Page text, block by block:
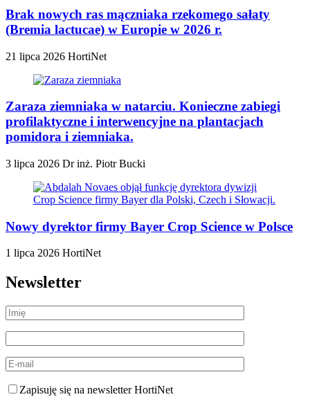
Brak nowych ras mączniaka rzekomego sałaty
(Bremia lactucae) w Europie w 2026 r.
21 lipca 2026 HortiNet
Zaraza ziemniaka w natarciu. Konieczne zabiegi
profilaktyczne i interwencyjne na plantacjach
pomidora i ziemniaka.
3 lipca 2026 Dr inż. Piotr Bucki
Nowy dyrektor firmy Bayer Crop Science w Polsce
1 lipca 2026 HortiNet
Newsletter
Zapisuję się na newsletter HortiNet